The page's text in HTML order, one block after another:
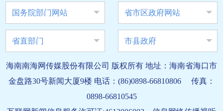
国务院部门网站 省市区政府网站
省直部门 市县政府
海南南海网传媒股份有限公司 版权所有 地址：海南省海口市
金盘路30号新闻大厦9楼 电话：(86)0898-66810806 传真：
0898-66810545